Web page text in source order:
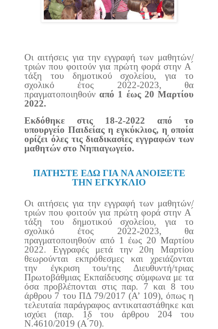
Οι αιτήσεις για την εγγραφή των μαθητών/
τριών που φοιτούν για πρώτη φορά στην Α ́
τάξη του δημοτικού σχολείου, για το
σχολικό έτος 2022-2023, θα
πραγματοποιηθούναπό 1 έως 20 Μαρτίου
2022.
Εκδόθηκε στις 18-2-2022 από το
υπουργείο Παιδείας η εγκύκλιος, η οποία
ορίζει όλες τις διαδικασίες εγγραφών των
μαθητών στο Νηπιαγωγείο.
ΠΑΤΗΣΤΕ ΕΔΩ ΓΙΑ ΝΑ ΑΝΟΙΞΕΤΕ
ΤΗΝ ΕΓΚΥΚΛΙΟ
Οι αιτήσεις για την εγγραφή των μαθητών/
τριών που φοιτούν για πρώτη φορά στην Α ́
τάξη του δημοτικού σχολείου, για το
σχολικό έτος 2022-2023, θα
πραγματοποιηθούν από 1 έως 20 Μαρτίου
2022. Εγγραφές μετά την 20η Μαρτίου
θεωρούνται εκπρόθεσμες και χρειάζονται
την έγκριση του/της Διευθυντή/τριας
Πρωτοβάθμιας Εκπαίδευσης σύμφωνα με τα
όσα προβλέπονται στις παρ. 7 και 8 του
άρθρου 7 του ΠΔ 79/2017 (Α’ 109), όπως η
τελευταία παράγραφος αντικαταστάθηκε και
ισχύει (παρ. 1δ του άρθρου 204 του
Ν.4610/2019 (Α ́70).